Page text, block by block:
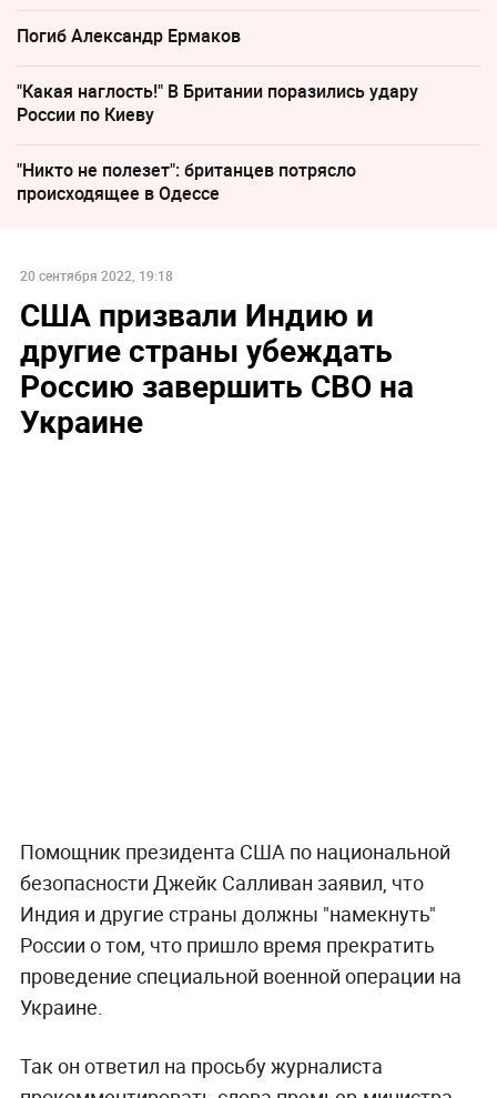
Погиб Александр Ермаков
"Какая наглость!" В Британии поразились удару
России по Киеву
"Никто не полезет": британцев потрясло
происходящее в Одессе
20 сентября 2022, 19:18
США призвали Индию и
другие страны убеждать
Россию завершить СВО на
Украине
Помощник президента США по национальной
безопасности Джейк Салливан заявил, что
Индия и другие страны должны "намекнуть"
России о том, что пришло время прекратить
проведение специальной военной операции на
Украине.
Так он ответил на просьбу журналиста